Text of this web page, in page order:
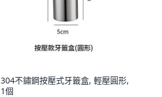
304不鏽鋼按壓式牙籤盒, 輕壓圓形,
1個